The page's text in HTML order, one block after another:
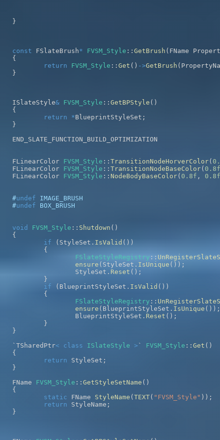
}
const FSlateBrush* FVSM_Style :: GetBrush ( FName
{
return
FVSM_Style :: Get ( ) ->GetBrush (
}
ISlateStyle& FVSM_Style :: GetBPStyle ( )
{
return
*BlueprintStyleSet ;
}
FLinearColor FVSM_Style :: TransitionNodeHorverColor(
FLinearColor FVSM_Style :: TransitionNodeBaseColor( 0.8f
FLinearColor FVSM_Style :: NodeBodyBaseColor( 0.8f , 0.8f
#undef
IMAGE_BRUSH
#undef BOX_BRUSH
void FVSM_Style :: Shutdown ( )
{
if
( StyleSet . IsValid ( ) )
{
FSlateStyleRegistry ::
ensure ( StyleSet . IsUnique ( ) ) ;
		StyleSet
. Reset ( ) ;
}
if
( BlueprintStyleSet . IsValid ( ) )
{
FSlateStyleRegistry ::
ensure ( BlueprintStyleSet . IsUnique ( ) ) ;
		BlueprintStyleSet
. Reset ( ) ;
}
}
`TSharedPtr< class ISlateStyle > ` FVSM_Style :: Get ( )
{
return StyleSet ;
}
FName FVSM_Style :: GetStyleSetName ( )
{
static FName StyleName ( TEXT( "FVSM_Style" ) ) ;
return StyleName ;
}